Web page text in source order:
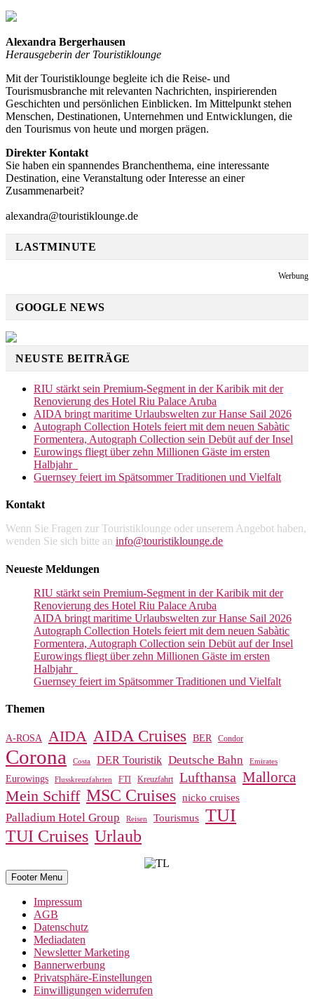
Alexandra Bergerhausen
Herausgeberin der Touristiklounge
Mit der Touristiklounge begleite ich die Reise- und
Tourismusbranche mit relevanten Nachrichten, inspirierenden
Geschichten und persönlichen Einblicken. Im Mittelpunkt stehen
Menschen, Destinationen, Unternehmen und Entwicklungen, die
den Tourismus von heute und morgen prägen.
Direkter Kontakt
Sie haben ein spannendes Branchenthema, eine interessante
Destination, eine Veranstaltung oder Interesse an einer
Zusammenarbeit?
alexandra@touristiklounge.de
LASTMINUTE
Werbung
GOOGLE NEWS
NEUSTE BEITRÄGE
RIU stärkt sein Premium-Segment in der Karibik mit der
Renovierung des Hotel Riu Palace Aruba
AIDA bringt maritime Urlaubswelten zur Hanse Sail 2026
Autograph Collection Hotels feiert mit dem neuen Sabàtic
Formentera, Autograph Collection sein Debüt auf der Insel
Eurowings fliegt über zehn Millionen Gäste im ersten
Halbjahr
Guernsey feiert im Spätsommer Traditionen und Vielfalt
Kontakt
Wenn Sie Fragen zur Touristiklounge oder unserem Angebot haben,
wenden Sie sich bitte an info@touristiklounge.de
Neueste Meldungen
RIU stärkt sein Premium-Segment in der Karibik mit der
Renovierung des Hotel Riu Palace Aruba
AIDA bringt maritime Urlaubswelten zur Hanse Sail 2026
Autograph Collection Hotels feiert mit dem neuen Sabàtic
Formentera, Autograph Collection sein Debüt auf der Insel
Eurowings fliegt über zehn Millionen Gäste im ersten
Halbjahr
Guernsey feiert im Spätsommer Traditionen und Vielfalt
Themen
A-ROSA AIDA AIDA Cruises BER Condor
Corona Costa DER Touristik Deutsche Bahn Emirates
Eurowings Flusskreuzfahrten FTI Kreuzfahrt Lufthansa Mallorca
Mein Schiff MSC Cruises nicko cruises
Palladium Hotel Group Reisen Tourismus TUI
TUI Cruises Urlaub
Footer Menu
Impressum
AGB
Datenschutz
Mediadaten
Newsletter Marketing
Bannerwerbung
Privatsphäre-Einstellungen
Einwilligungen widerrufen